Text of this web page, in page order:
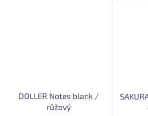
DOLLER Notes blank /
růžový